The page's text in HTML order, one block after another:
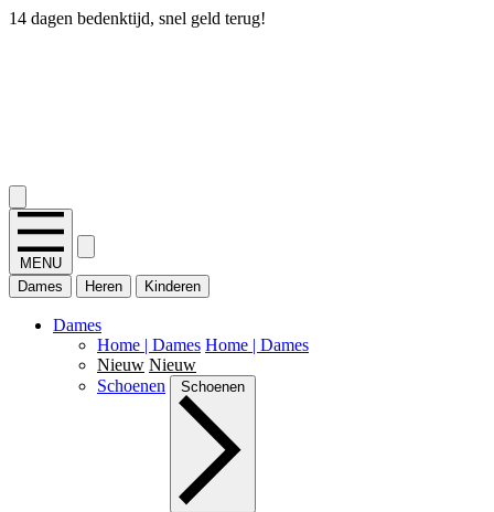
14 dagen bedenktijd, snel geld terug!
MENU
Dames
Heren Kinderen
Dames
Home | Dames Home | Dames
Nieuw Nieuw
Schoenen
Schoenen